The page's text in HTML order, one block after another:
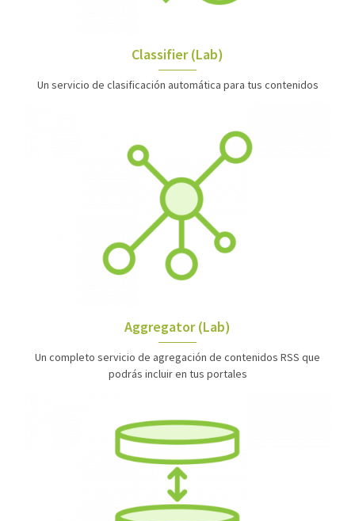
Classifier (Lab)
Un servicio de clasificación automática para tus contenidos
Aggregator (Lab)
Un completo servicio de agregación de contenidos RSS que
podrás incluir en tus portales